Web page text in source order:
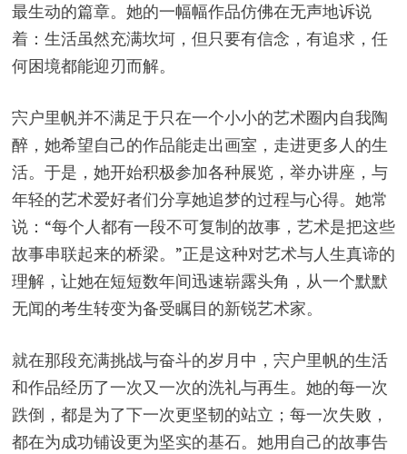
最生动的篇章。她的一幅幅作品仿佛在无声地诉说
着：生活虽然充满坎坷，但只要有信念，有追求，任
何困境都能迎刃而解。
宍户里帆并不满足于只在一个小小的艺术圈内自我陶
醉，她希望自己的作品能走出画室，走进更多人的生
活。于是，她开始积极参加各种展览，举办讲座，与
年轻的艺术爱好者们分享她追梦的过程与心得。她常
说：“每个人都有一段不可复制的故事，艺术是把这些
故事串联起来的桥梁。”正是这种对艺术与人生真谛的
理解，让她在短短数年间迅速崭露头角，从一个默默
无闻的考生转变为备受瞩目的新锐艺术家。
就在那段充满挑战与奋斗的岁月中，宍户里帆的生活
和作品经历了一次又一次的洗礼与再生。她的每一次
跌倒，都是为了下一次更坚韧的站立；每一次失败，
都在为成功铺设更为坚实的基石。她用自己的故事告